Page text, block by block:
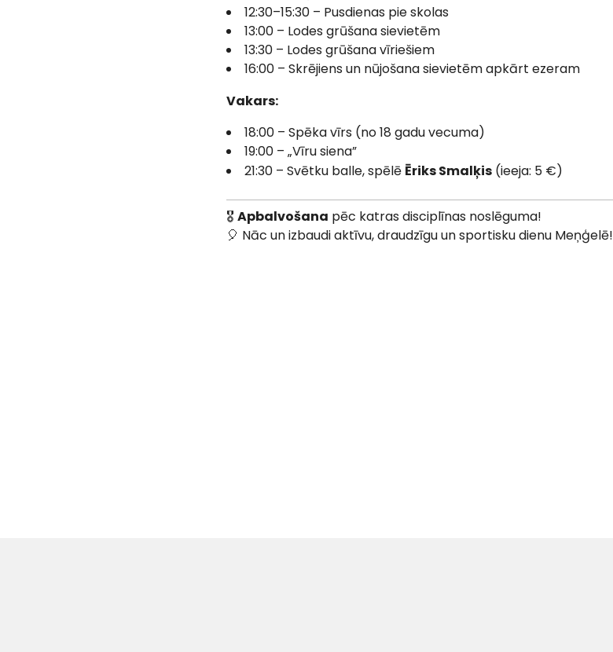
12:30–15:30 – Pusdienas pie skolas
13:00 – Lodes grūšana sievietēm
13:30 – Lodes grūšana vīriešiem
16:00 – Skrējiens un nūjošana sievietēm apkārt ezeram
Vakars:
18:00 – Spēka vīrs (no 18 gadu vecuma)
19:00 – „Vīru siena”
21:30 – Svētku balle, spēlē Ēriks Smalķis (ieeja: 5 €)
🎖 Apbalvošana pēc katras disciplīnas noslēguma!
🎈 Nāc un izbaudi aktīvu, draudzīgu un sportisku dienu Meņģelē!